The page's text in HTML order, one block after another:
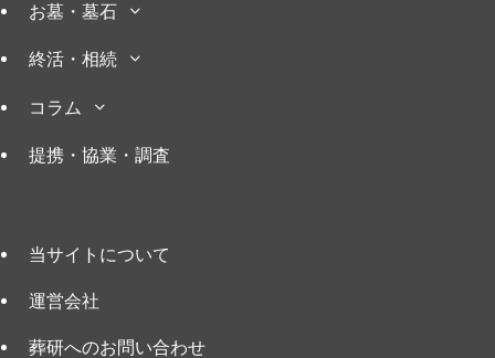
お墓・墓石
終活・相続
コラム
提携・協業・調査
当サイトについて
運営会社
葬研へのお問い合わせ